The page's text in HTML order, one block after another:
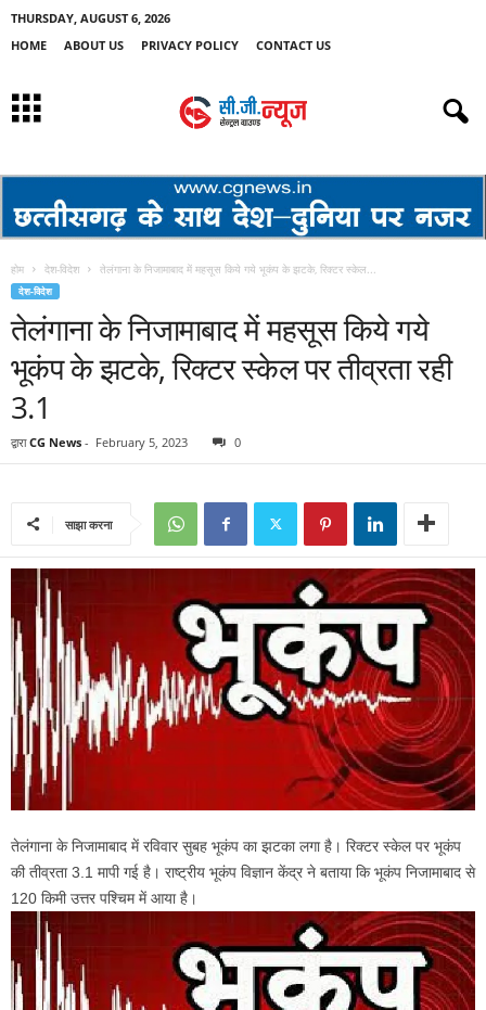
THURSDAY, AUGUST 6, 2026
HOME
ABOUT US PRIVACY POLICY CONTACT US
होम देश-विदेश तेलंगाना के निजामाबाद में महसूस किये गये भूकंप के झटके, रिक्टर स्केल...
देश-विदेश
तेलंगाना के निजामाबाद में महसूस किये गये
भूकंप के झटके, रिक्टर स्केल पर तीव्रता रही
3.1
द्वारा CG News - February 5, 2023 0
साझा करना
तेलंगाना के निजामाबाद में रविवार सुबह भूकंप का झटका लगा है। रिक्टर स्केल पर भूकंप
की तीव्रता 3.1 मापी गई है। राष्ट्रीय भूकंप विज्ञान केंद्र ने बताया कि भूकंप निजामाबाद से
120 किमी उत्तर पश्चिम में आया है।